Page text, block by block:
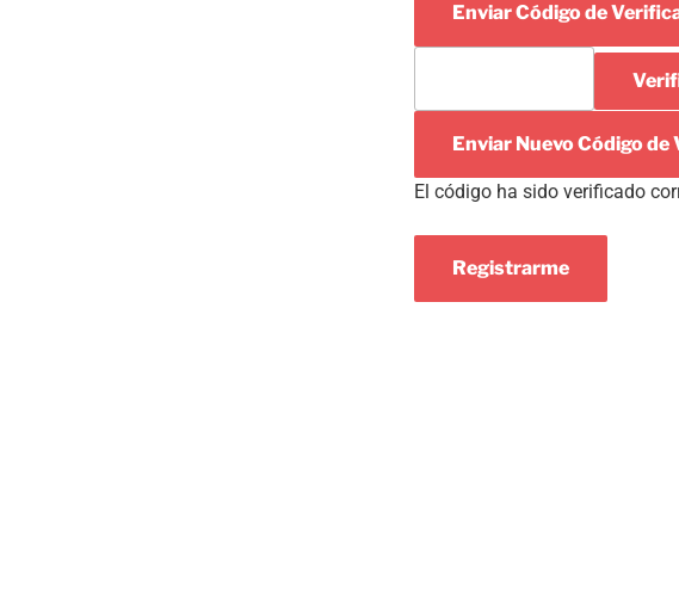
Enviar Código de
Enviar Nuevo Código de
El código ha sido verificado
Registrarme